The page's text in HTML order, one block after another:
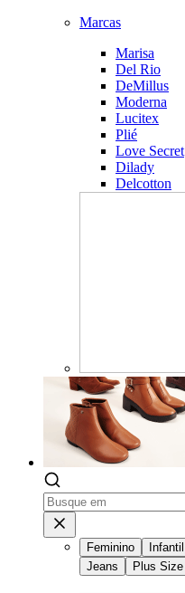
Marcas
Marisa
Del Rio
DeMillus
Moderna
Lucitex
Plié
Love Secret
Dilady
Delcotton
Feminino Infantil
Jeans
Plus Size